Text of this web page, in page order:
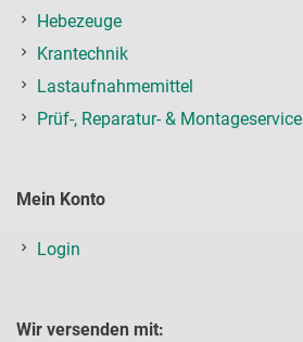
Hebezeuge
Krantechnik
Lastaufnahmemittel
Prüf-, Reparatur- & Montageservice
Mein Konto
Login
Wir versenden mit: